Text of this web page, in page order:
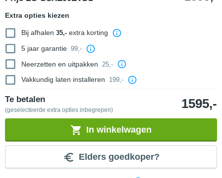
Extra opties kiezen
Bij afhalen 35,-extra korting
5 jaar garantie 99,-
Neerzetten en uitpakken 25,-
Vakkundig laten installeren 199,-
Te betalen
(geselecteerde extra opties inbegrepen) 1595,-
In winkelwagen
Elders goedkoper?